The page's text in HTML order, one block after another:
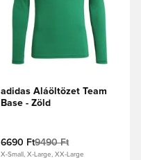
adidas Aláöltözet Team
Base - Zöld
6690 Ft9490 Ft
X-Small, X-Large, XX-Large